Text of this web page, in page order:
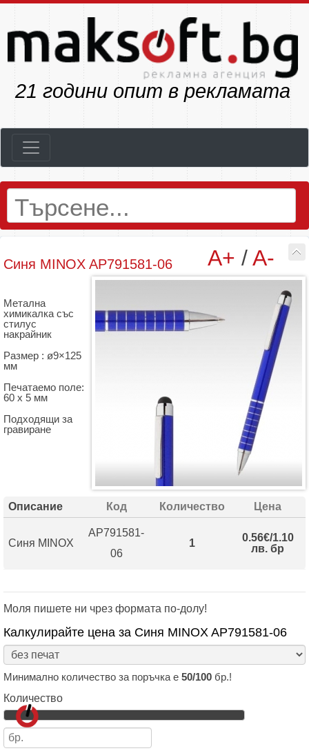
23 години опит в рекламата
A+ /A-
Синя MINOX AP791581-06
Метална
химикалка със
стилус
накрайник
Размер : ø9×125
мм
Печатаемо поле:
60 х 5 мм
Подходящи за
гравиране
Описание Код Количество Цена
Синя MINOX
AP791581-
06
1
0.56€/1.10
лв. бр
Моля пишете ни чрез формата по-долу!
Калкулирайте цена за Синя MINOX AP791581-06
Минимално количество за поръчка е 50/100 бр.!
Количество